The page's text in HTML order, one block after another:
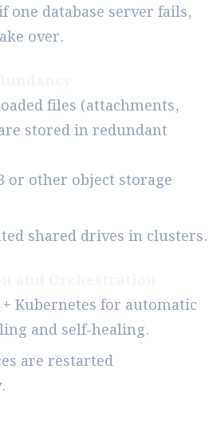
one database server fails,
over.
files (attachments,
stored in redundant
or other object storage
shared drives in clusters.
Kubernetes for automatic
and self-healing.
are restarted